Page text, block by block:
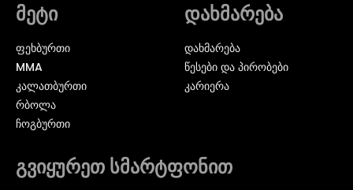
მეტი
ᲤᲔᲮᲑᲣᲠᲗᲘ
MMA
ᲙᲐᲚᲐᲗᲑᲣᲠᲗᲘ
ᲠᲑᲝᲚᲐ
ᲩᲝᲒᲑᲣᲠᲗᲘ
დახმარება
დახმარება
წესები და პირობები
კარიერა
გვიყურეთ სმარტფონით